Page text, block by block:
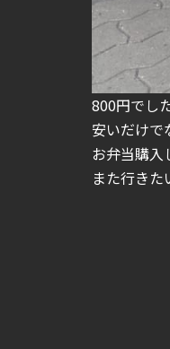
800円でし
安いだけで
お弁当購入
また行き